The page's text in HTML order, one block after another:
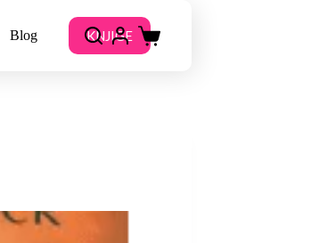
Blog KNJIGE